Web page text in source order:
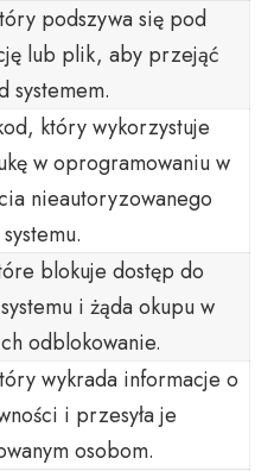
podszywa się pod
lub plik, aby przejąć
systemem.
który wykorzystuje
w oprogramowaniu w
nieautoryzowanego
blokuje dostęp do
i żąda okupu w
odblokowanie.
wykrada informacje o
i przesyła je
osobom.